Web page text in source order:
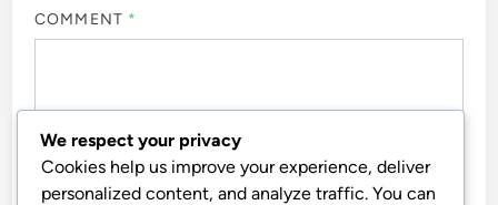
COMMENT *
We respect your privacy
Cookies help us improve your experience, deliver
personalized content, and analyze traffic. You can